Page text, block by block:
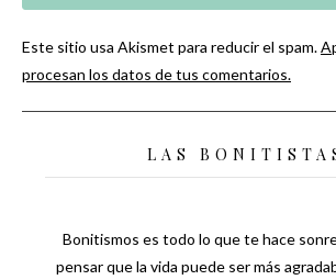
Este sitio usa Akismet para reducir el spam.
procesan los datos de tus comentarios.
LAS
Bonitismos es todo lo que te hace
pensar que la vida puede ser más